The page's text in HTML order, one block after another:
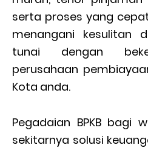
serta proses yang
menangani kesulitan
tunai dengan
perusahaan
Kota anda.
Pegadaian BPKB bagi
sekitarnya solusi